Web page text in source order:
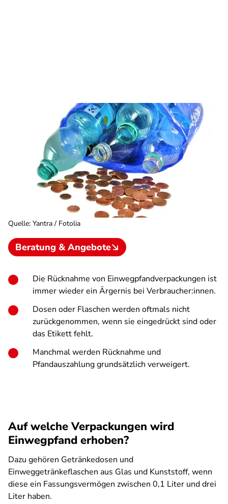
Quelle: Yantra / Fotolia
Beratung & Angebote
Die Rücknahme von Einwegpfandverpackungen ist
immer wieder ein Ärgernis bei Verbraucher:innen.
Dosen oder Flaschen werden oftmals nicht
zurückgenommen, wenn sie eingedrückt sind oder
das Etikett fehlt.
Manchmal werden Rücknahme und
Pfandauszahlung grundsätzlich verweigert.
Auf welche Verpackungen wird
Einwegpfand erhoben?
Dazu gehören Getränkedosen und
Einweggetränkeflaschen aus Glas und Kunststoff, wenn
diese ein Fassungs­vermögen zwischen 0,1 Liter und drei
Liter haben.